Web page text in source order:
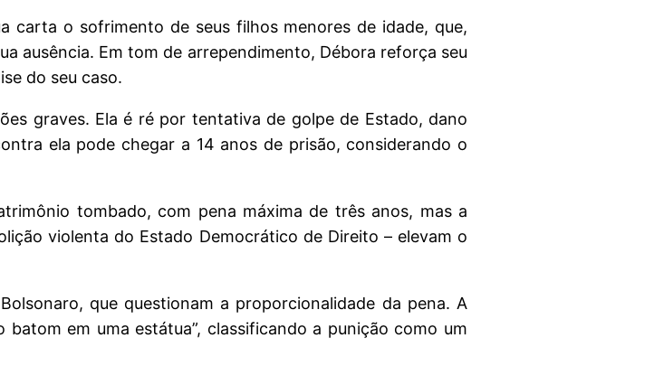
carta o sofrimento de seus filhos menores de idade, que,
ausência. Em tom de arrependimento, Débora reforça seu
do seu caso.
graves. Ela é ré por tentativa de golpe de Estado, dano
ela pode chegar a 14 anos de prisão, considerando o
tombado, com pena máxima de três anos, mas a
violenta do Estado Democrático de Direito – elevam o
que questionam a proporcionalidade da pena. A
em uma estátua”, classificando a punição como um